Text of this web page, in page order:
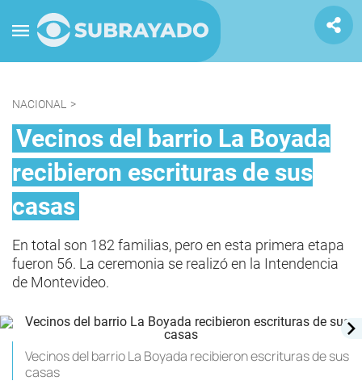
NACIONAL >
Vecinos del barrio La Boyada
recibieron escrituras de sus
casas
En total son 182 familias, pero en esta primera etapa
fueron 56. La ceremonia se realizó en la Intendencia
de Montevideo.
Vecinos del barrio La Boyada recibieron escrituras de sus
casas